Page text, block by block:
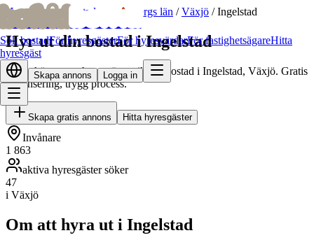
bofridbofrid
Sök bostadFör hyresgästerFör hyresvärdarFör fastighetsägareHitta
hyresgäst
Skapa annons Logga in
Hem/ Hyr ut bostad Kronobergs län /Växjö /Ingelstad
Hyr ut din bostad i Ingelstad
Hitta skötsamma hyresgäster till din bostad i Ingelstad, Växjö. Gratis
annonsering, trygg process.
Skapa gratis annons Hitta hyresgäster
Invånare
1 863
aktiva hyresgäster söker
47
i Växjö
Om att hyra ut i Ingelstad